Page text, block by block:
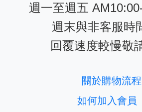
週一至週五
週末與非客服時
回覆速度較慢敬
關於購物流程
如何加入會員